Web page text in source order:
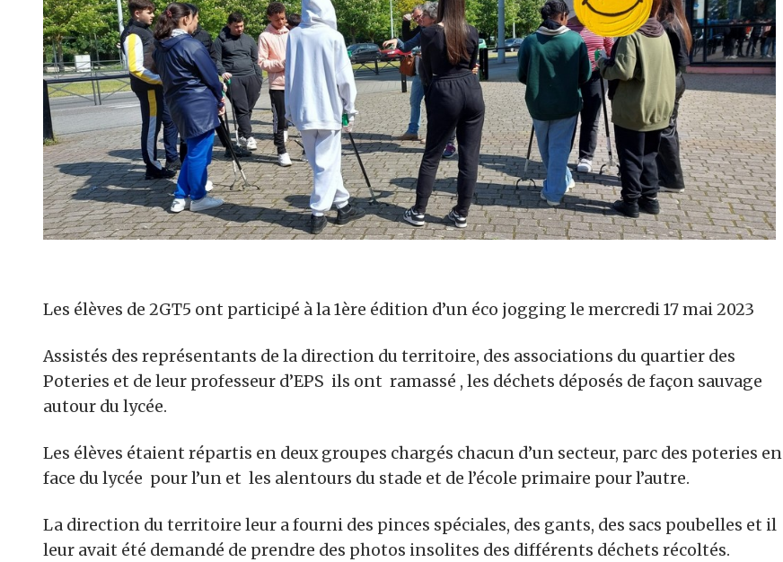
Les élèves de 2GT5 ont participé à la 1ère édition d’un éco jogging le mercredi 17 mai 2023
Assistés des représentants de la direction du territoire, des associations du quartier des
Poteries et de leur professeur d’EPS ils ont ramassé , les déchets déposés de façon sauvage
autour du lycée.
Les élèves étaient répartis en deux groupes chargés chacun d’un secteur, parc des poteries en
face du lycée pour l’un et les alentours du stade et de l’école primaire pour l’autre.
La direction du territoire leur a fourni des pinces spéciales, des gants, des sacs poubelles et il
leur avait été demandé de prendre des photos insolites des différents déchets récoltés.